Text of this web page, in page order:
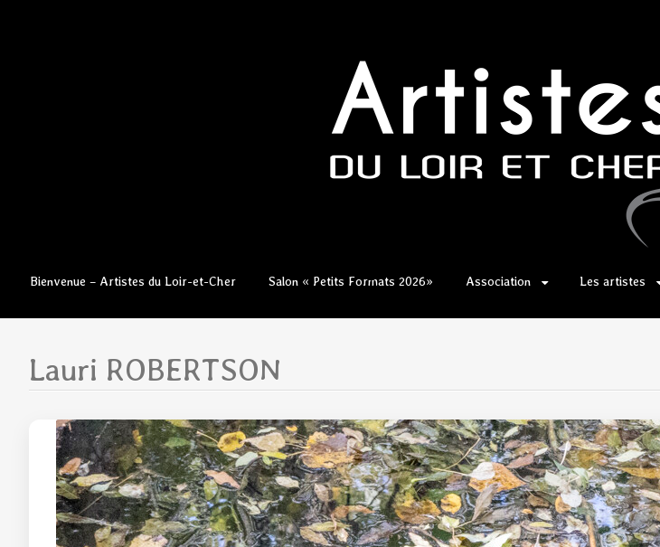
Aller
contenu
Bienvenue – Artistes du Loir-et-Cher Salon « Petits Formats 2026» Association Les artistes
Lauri ROBERTSON